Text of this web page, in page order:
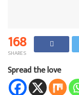
168
SHARES
Spread the love